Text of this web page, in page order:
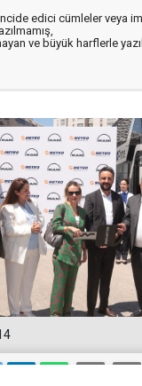
edici cümleler veya
ve büyük harflerle